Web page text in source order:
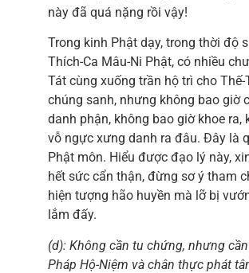
này đã quá nặng rồi vậy!
Trong kinh Phật dạy, trong thời độ
Thích-Ca Mâu-Ni Phật, có nhiều
Tát cùng xuống trần hộ trì cho
chúng sanh, nhưng không bao giờ
danh phận, không bao giờ khoe ra,
vỗ ngực xưng danh ra đâu. Đây là
Phật môn. Hiểu được đạo lý này,
hết sức cẩn thận, đừng sơ ý tham
hiện tượng hão huyền mà lỡ bị
lắm đấy.
(d): Không cần tu chứng, nhưng
Pháp Hộ-Niệm và chân thực phát